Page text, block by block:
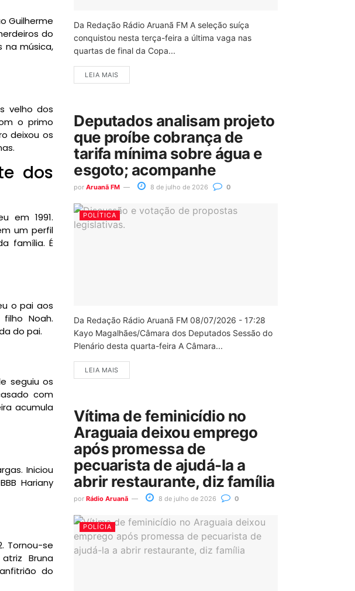
Guilherme
do
na música,
velho dos
o primo
deixou os
dos
em 1991.
um perfil
família. É
o pai aos
Noah.
do pai.
seguiu os
com
acumula
Iniciou
Hariany
Tornou-se
Bruna
do
Da Redação Rádio Aruanã FM A seleção suíça
conquistou nesta terça-feira a última vaga nas
quartas de final da Copa...
LEIA MAIS
Deputados analisam projeto
que proíbe cobrança de
tarifa mínima sobre água e
esgoto; acompanhe
por Aruanã FM 8 de julho de 2026 0
POLÍTICA
Da Redação Rádio Aruanã FM 08/07/2026 - 17:28
Kayo Magalhães/Câmara dos Deputados Sessão do
Plenário desta quarta-feira A Câmara...
LEIA MAIS
Vítima de feminicídio no
Araguaia deixou emprego
após promessa de
pecuarista de ajudá-la a
abrir restaurante, diz família
por Rádio Aruanã 8 de julho de 2026 0
POLÍCIA